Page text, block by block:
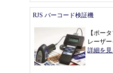
RJS バーコード検証機
【ポー
レーザ
詳細を